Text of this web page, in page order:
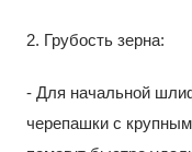
2. Грубость зерна:
- Для начальной
черепашки с